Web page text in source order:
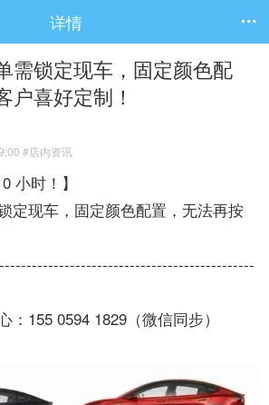
详情 
需锁定现车，固定颜色配
户喜好定制！
#店内资讯
小时！】
定现车，固定颜色配置，无法再按
：155 0594 1829（微信同步）